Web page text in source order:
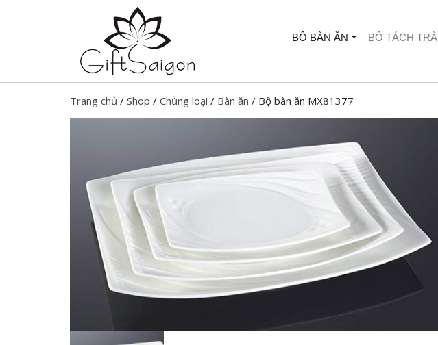
BỘ BÀN ĂN BỘ TÁCH TRÀ
Trang chủ / Shop / Chủng loại / Bàn ăn / Bộ bàn ăn MX81377